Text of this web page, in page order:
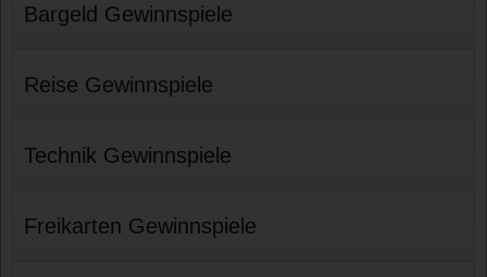
Bargeld Gewinnspiele
Reise Gewinnspiele
Technik Gewinnspiele
Freikarten Gewinnspiele